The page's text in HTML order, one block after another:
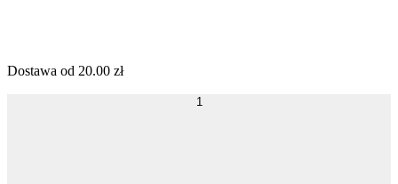
Dostawa od 20.00 zł
1